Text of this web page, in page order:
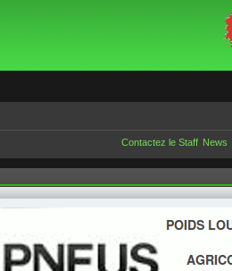
Contactez le Staff News